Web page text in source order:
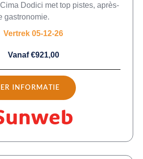
Dodici met top pistes, après-
gastronomie.
Vertrek 05-12-26
Vanaf €921,00
INFORMATIE